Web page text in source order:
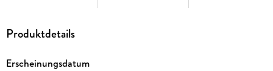
Produktdetails
Erscheinungsdatum